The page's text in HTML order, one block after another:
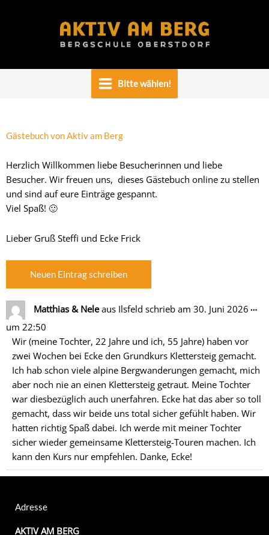
Bitte wählen!
Gästebuch von Aktiv am Berg
Herzlich Willkommen liebe Besucherinnen und liebe
Besucher. Wir freuen uns, dieses Gästebuch online zu stellen
und sind auf eure Einträge gespannt.
Viel Spaß! 🙂
Lieber Gruß Steffi und Ecke Frick
Matthias & Neleaus Ilsfeld schrieb am 30. Juni 2026
um 22:50
Wir (meine Tochter, 22 Jahre und ich, 55 Jahre) haben vor
zwei Wochen bei Ecke den Grundkurs Klettersteig gemacht.
Ich hab schon viele alpine Bergwanderungen gemacht, mich
aber noch nie an einen Klettersteig getraut. Meine Tochter
war diesbezüglich auch unerfahren. Ecke hat das aber so toll
gemacht, dass wir beide uns total sicher gefühlt haben. Wir
hatten richtig Spaß dabei. Ich werde mit meiner Tochter
sicher wieder gemeinsame Klettersteig-Touren machen. Ich
kann den Kurs nur empfehlen. Danke, Ecke!
…
Adresse
AKTIV AM BERG